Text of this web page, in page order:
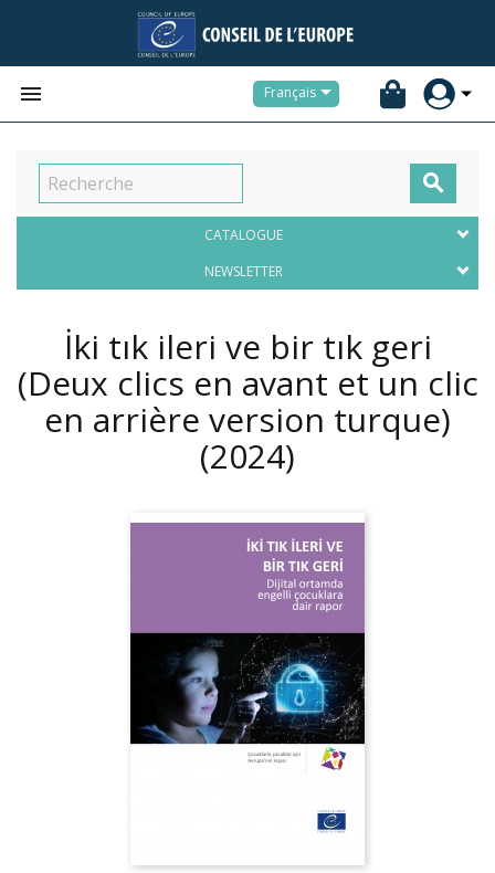
 Français

CATALOGUE
NEWSLETTER
İki tık ileri ve bir tık geri
(Deux clics en avant et un clic
en arrière version turque)
(2024)